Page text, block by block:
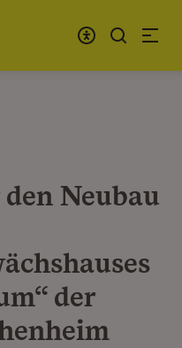
Neubau
der